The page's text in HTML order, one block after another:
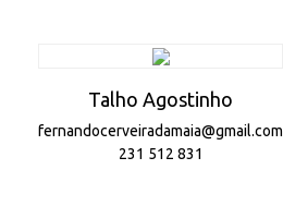
Talho Agostinho
fernandocerveiradamaia@gmail.com
231 512 831